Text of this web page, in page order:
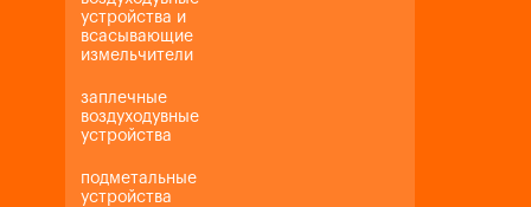
устройства и
всасывающие
измельчители
заплечные
воздуходувные
устройства
подметальные
устройства